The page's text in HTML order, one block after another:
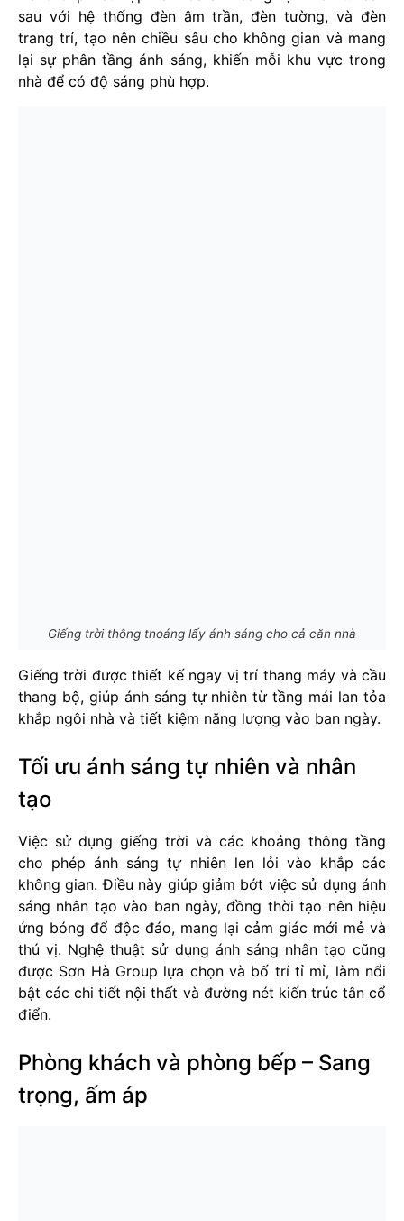
sau với hệ thống đèn âm trần, đèn tường, và đèn
trang trí, tạo nên chiều sâu cho không gian và mang
lại sự phân tầng ánh sáng, khiến mỗi khu vực trong
nhà để có độ sáng phù hợp.
Giếng trời thông thoáng lấy ánh sáng cho cả căn nhà
Giếng trời được thiết kế ngay vị trí thang máy và cầu
thang bộ, giúp ánh sáng tự nhiên từ tầng mái lan tỏa
khắp ngôi nhà và tiết kiệm năng lượng vào ban ngày.
Tối ưu ánh sáng tự nhiên và nhân
tạo
Việc sử dụng giếng trời và các khoảng thông tầng
cho phép ánh sáng tự nhiên len lỏi vào khắp các
không gian. Điều này giúp giảm bớt việc sử dụng ánh
sáng nhân tạo vào ban ngày, đồng thời tạo nên hiệu
ứng bóng đổ độc đáo, mang lại cảm giác mới mẻ và
thú vị. Nghệ thuật sử dụng ánh sáng nhân tạo cũng
được Sơn Hà Group lựa chọn và bố trí tỉ mỉ, làm nổi
bật các chi tiết nội thất và đường nét kiến trúc tân cổ
điển.
Phòng khách và phòng bếp – Sang
trọng, ấm áp